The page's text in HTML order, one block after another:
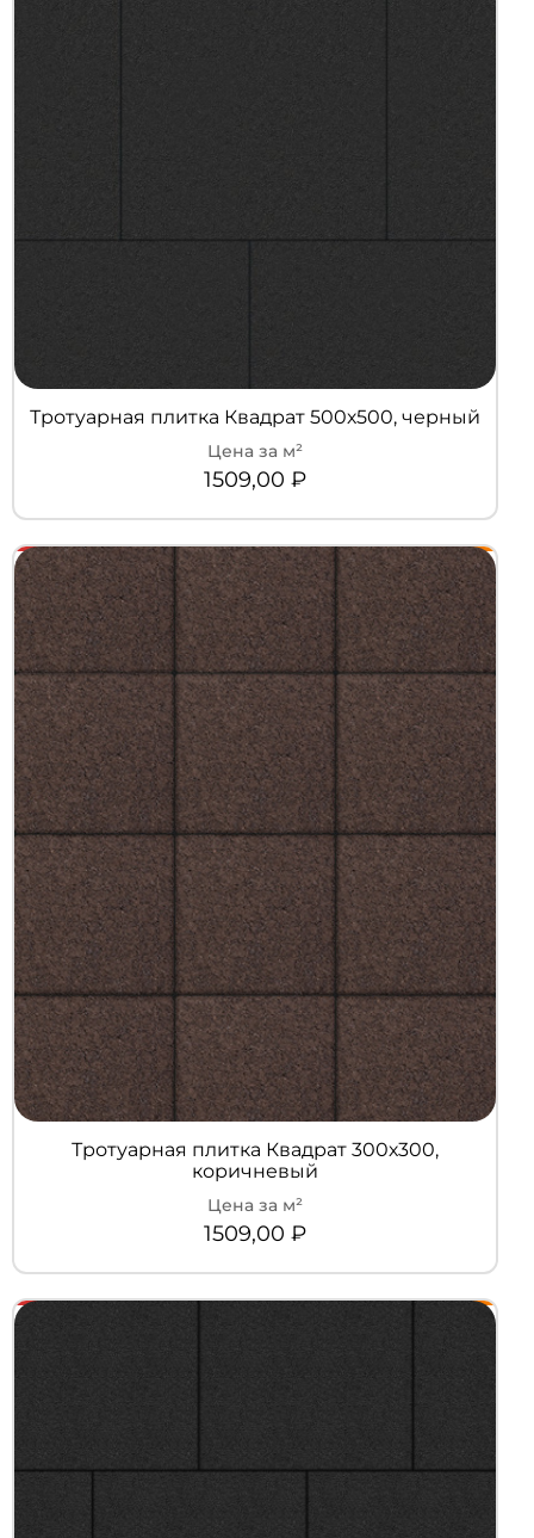
Тротуарная плитка Квадрат 500х500, черный
1509,00 ₽
Тротуарная плитка Квадрат 300х300,
коричневый
1509,00 ₽